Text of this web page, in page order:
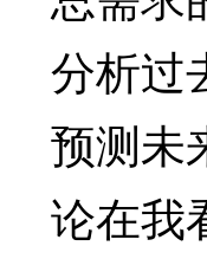
分析过
预测未
论在我